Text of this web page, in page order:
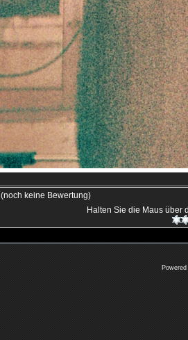
(noch keine Bewertung)
Halten Sie die Maus über